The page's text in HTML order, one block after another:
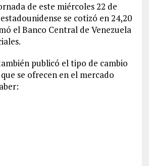
de este miércoles 22 de
se cotizó en 24,20
el Banco Central de Venezuela
publicó el tipo de cambio
se ofrecen en el mercado